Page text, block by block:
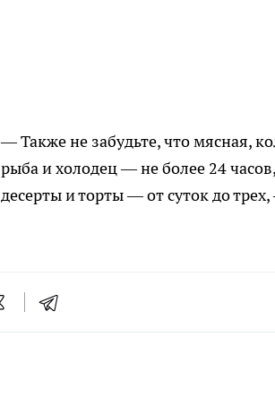
— Также не забудьте, что мясная,
рыба и холодец — не более 24
десерты и торты — от суток до